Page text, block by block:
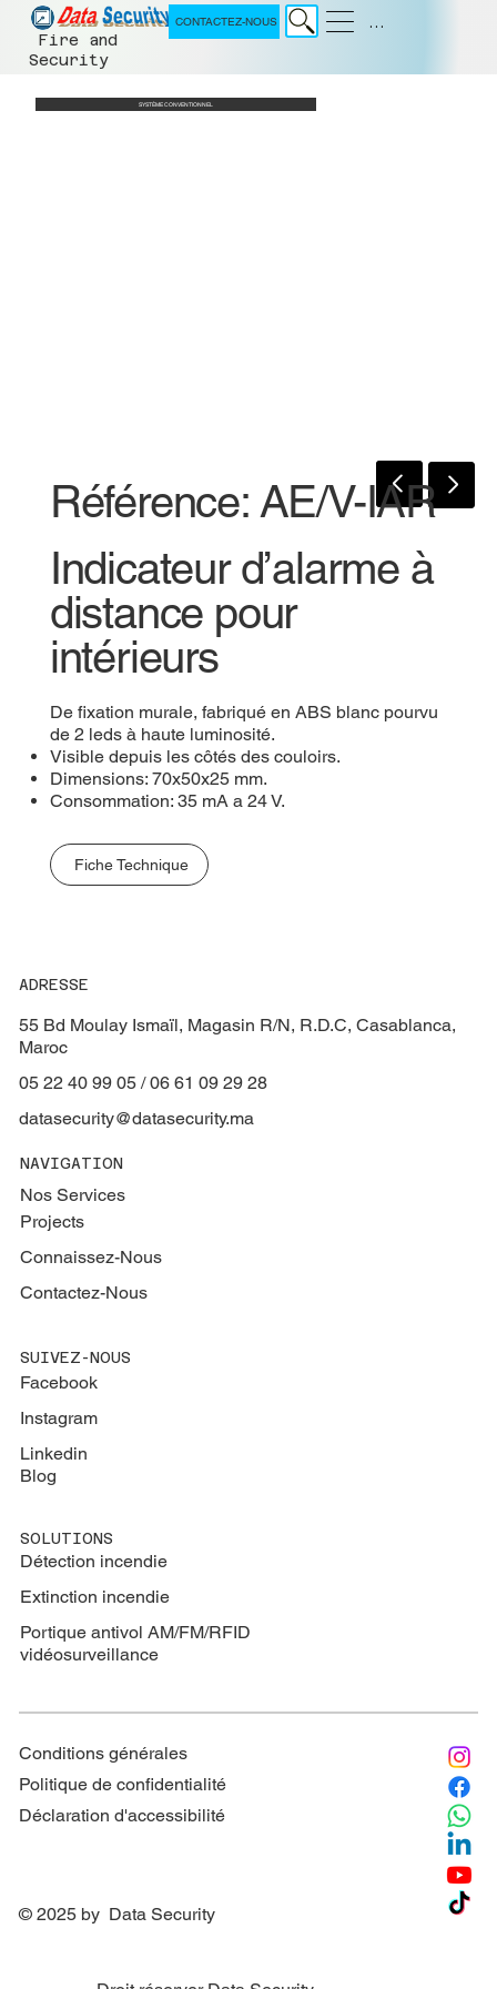
Fire and
Security
Menu
CONTACTEZ-NOUS
SYSTÈME CONVENTIONNEL
Référence: AE/V-IAR
Indicateur d’alarme à
distance pour
intérieurs
De fixation murale, fabriqué en ABS blanc pourvu
de 2 leds à haute luminosité.
Visible depuis les côtés des couloirs.
Dimensions: 70x50x25 mm.
Consommation: 35 mA a 24 V.
Fiche Technique
ADRESSE
55 Bd Moulay Ismaïl, Magasin R/N, R.D.C, Casablanca,
Maroc
05 22 40 99 05 / 06 61 09 29 28
datasecurity@datasecurity.ma
NAVIGATION
Nos Services
Projects
Connaissez-Nous
Contactez-Nous
SUIVEZ-NOUS
Facebook
Instagram
Linkedin
Blog
SOLUTIONS
Détection incendie
Extinction incendie
Portique antivol AM/FM/RFID
vidéosurveillance
Conditions générales
Politique de confidentialité
Déclaration d'accessibilité
© 2025 by Data Security